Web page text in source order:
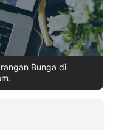
Bunga di